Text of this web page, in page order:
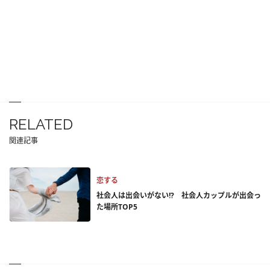
RELATED
関連記事
恋する
社会人は出会いがない!? 社会人カップルが出会っ
た場所TOP5